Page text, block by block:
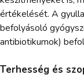
értékelését. A
befolyásoló
antibiotikumok)
Terhesség és